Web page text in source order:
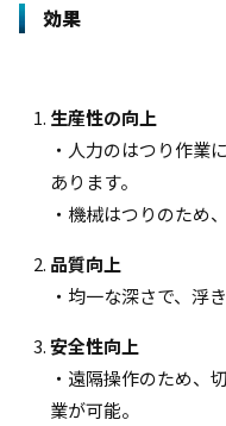
効果
生産性の向上
・人力のはつり作業
あります。
・機械はつりのため
品質向上
・均一な深さで、浮
安全性向上
・遠隔操作のため、
業が可能。